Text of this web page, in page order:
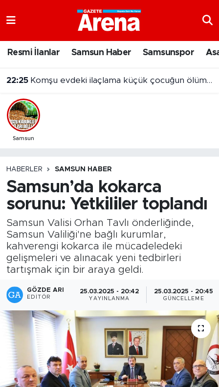
Resmi İlanlar Samsun Haber Samsunspor
22:25 Komşu evdeki ilaçlama küçük çocuğun ölümüne neden oldu
Samsun
HABERLER SAMSUN HABER
Samsun’da kokarca
sorunu: Yetkililer toplandı
Samsun Valisi Orhan Tavlı önderliğinde,
Samsun Valiliği'ne bağlı kurumlar,
kahverengi kokarca ile mücadeledeki
gelişmeleri ve alınacak yeni tedbirleri
tartışmak için bir araya geldi.
GÖZDE ARI
EDITÖR
25.03.2025 - 20:42
YAYINLANMA
25.03.2025 - 20:45
GÜNCELLEME
Samsun Namaz Vakitleri
Trafik Durumu
Süper Lig Puan Durumu ve Fikstür
Son Dakika Haberleri
Haber Arşivi